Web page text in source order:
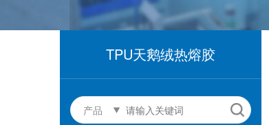
TPU天鹅绒热熔胶
产品